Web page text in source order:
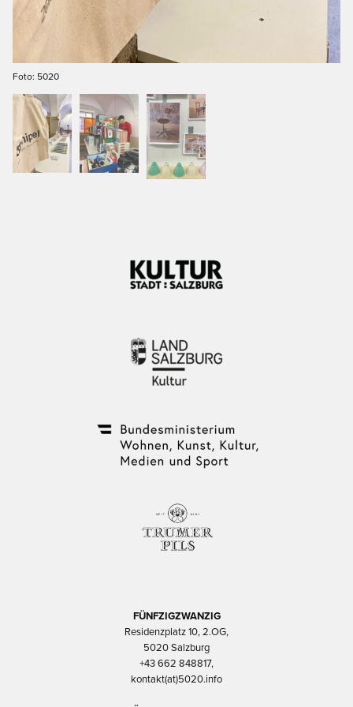
Foto: 5020
FÜNFZIGZWANZIG
Residenzplatz 10, 2.OG,
5020 Salzburg
+43 662 848817,
kontakt(at)5020.info